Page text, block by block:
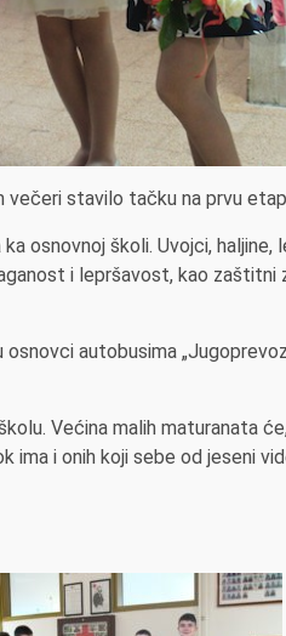
stavilo tačku na prvu
osnovnoj školi. Uvojci, haljine,
i lepršavost, kao
autobusima
Većina malih maturanata
ima i onih koji sebe od jeseni